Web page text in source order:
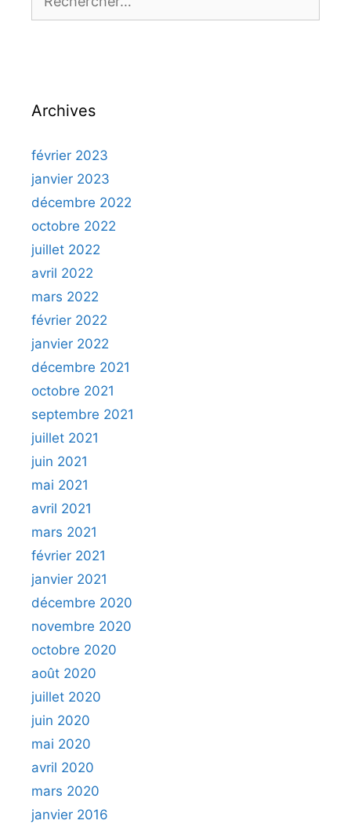
Archives
février 2023
janvier 2023
décembre 2022
octobre 2022
juillet 2022
avril 2022
mars 2022
février 2022
janvier 2022
décembre 2021
octobre 2021
septembre 2021
juillet 2021
juin 2021
mai 2021
avril 2021
mars 2021
février 2021
janvier 2021
décembre 2020
novembre 2020
octobre 2020
août 2020
juillet 2020
juin 2020
mai 2020
avril 2020
mars 2020
janvier 2016